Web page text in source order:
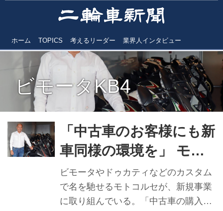
ホーム TOPICS 考えるリーダー 業界人インタビュー
ビモータKB4
「中古車のお客様にも新
車同様の環境を」 モト
コルセ 代表取締役会
長 近藤伸氏
ビモータやドゥカティなどのカスタム
で名を馳せるモトコルセが、新規事業
に取り組んでいる。「中古車の購入を